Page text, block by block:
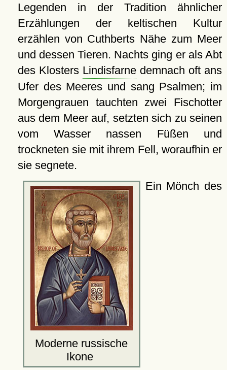
Legenden in der Tradition ähnlicher
Erzählungen der keltischen Kultur
erzählen von Cuthberts Nähe zum Meer
und dessen Tieren. Nachts ging er als Abt
des Klosters Lindisfarnedemnach oft ans
Ufer des Meeres und sang Psalmen; im
Morgengrauen tauchten zwei Fischotter
aus dem Meer auf, setzten sich zu seinen
vom Wasser nassen Füßen und
trockneten sie mit ihrem Fell, woraufhin er
sie segnete.
Moderne russische
Ikone
Ein Mönch des